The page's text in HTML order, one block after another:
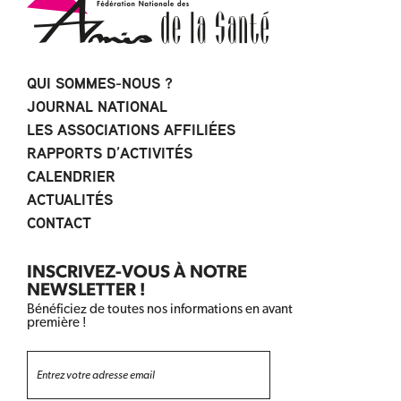
QUI SOMMES-NOUS ?
JOURNAL NATIONAL
LES ASSOCIATIONS AFFILIÉES
RAPPORTS D’ACTIVITÉS
CALENDRIER
ACTUALITÉS
CONTACT
INSCRIVEZ-VOUS À NOTRE
NEWSLETTER !
Bénéficiez de toutes nos informations en avant
première !